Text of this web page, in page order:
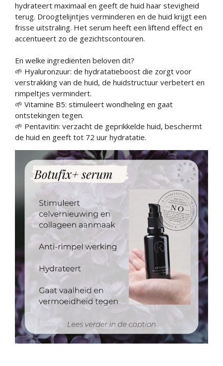
hydrateert maximaal en geeft de huid haar stevigheid
terug. Droogtelijntjes verminderen en de huid krijgt een
frisse uitstraling. Het serum heeft een liftend effect en
accentueert zo de gezichtscontouren.
En welke ingrediënten beloven dit?
🌱 Hyaluronzuur: de hydratatieboost die zorgt voor
verstrakking van de huid, de huidstructuur verbetert en
rimpeltjes vermindert.
🌱 Vitamine B5: stimuleert wondheling en gaat
ontstekingen tegen.
🌱 Pentavitin: verzacht de geprikkelde huid, beschermt
de huid en geeft tot 72 uur hydratatie.